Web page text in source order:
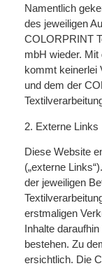
Namentlich
des jeweiligen
COLORPRINT
mbH wieder.
kommt keinerlei
und dem der
2. Externe Links
Diese Website
(„externe
der jeweiligen
erstmaligen
Inhalte
bestehen. Zu
ersichtlich. Die